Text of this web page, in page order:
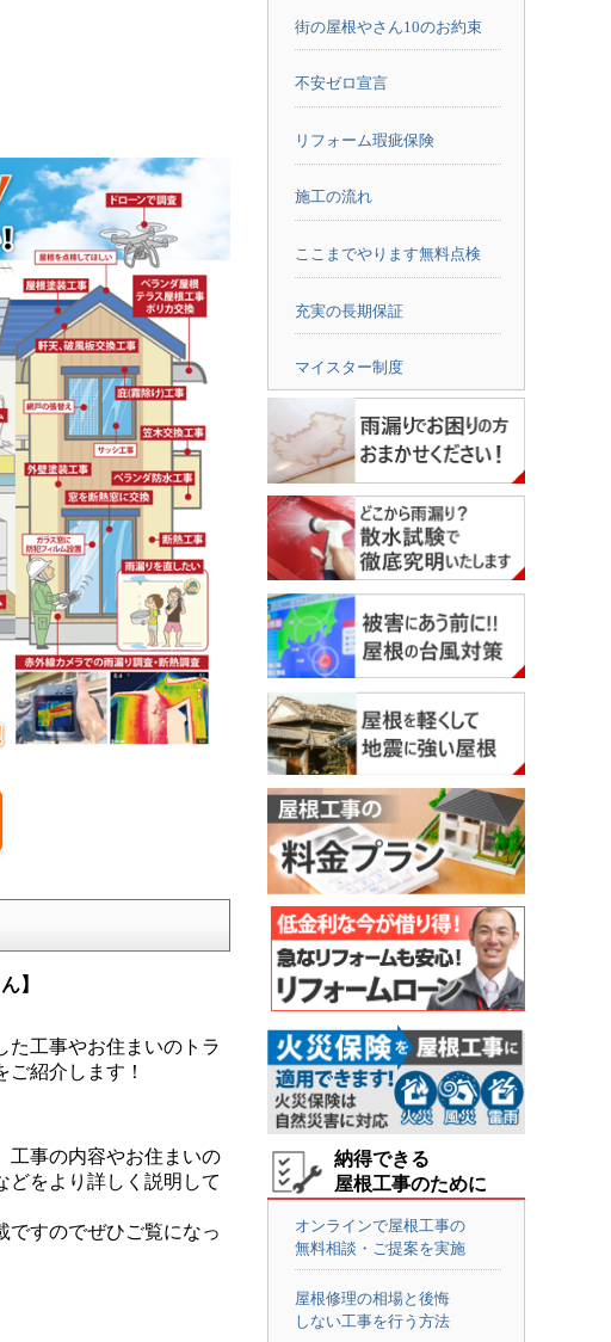
】
工事やお住まいのトラ
ご紹介します！
事の内容やお住まいの
どをより詳しく説明して
すのでぜひご覧になっ
街の屋根やさん10のお約束
不安ゼロ宣言
リフォーム瑕疵保険
施工の流れ
ここまでやります無料点検
充実の長期保証
マイスター制度
納得できる
屋根工事のために
オンラインで屋根工事の
無料相談・ご提案を実施
屋根修理の相場と後悔
しない工事を行う方法